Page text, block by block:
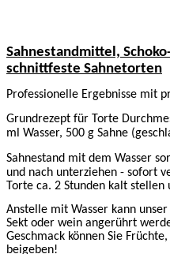
Sahnestandmittel,
schnittfeste Sahnetorten
Professionelle Ergebnisse mit
Grundrezept für Torte
ml Wasser, 500 g Sahne
Sahnestand mit dem Wasser
und nach unterziehen - sofort
Torte ca. 2 Stunden kalt stellen
Anstelle mit Wasser kann
Sekt oder wein angerührt
Geschmack können Sie
beigeben!